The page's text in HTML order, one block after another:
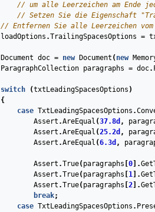
// um alle Leerzeichen am Ende
// Setzen Sie die Eigenschaft
// Entfernen Sie alle Leerzeichen
loadOptions .TrailingSpacesOptions =
Document doc = new Document ( new
ParagraphCollection paragraphs = doc.
switch (txtLeadingSpacesOptions )
{
case TxtLeadingSpacesOptions .
Assert .AreEqual (37.8d ,
Assert .AreEqual (25.2d ,
Assert .AreEqual (6.3d ,
Assert .True( paragraphs 0 ].
Assert .True( paragraphs 1 ].
Assert .True( paragraphs 2 ].
break;
case TxtLeadingSpacesOptions .